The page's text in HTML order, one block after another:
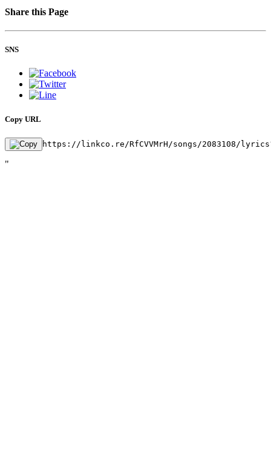
Share this Page
SNS
Copy URL
https://linkco.re/RfCVVMrH/songs/2083108/
"